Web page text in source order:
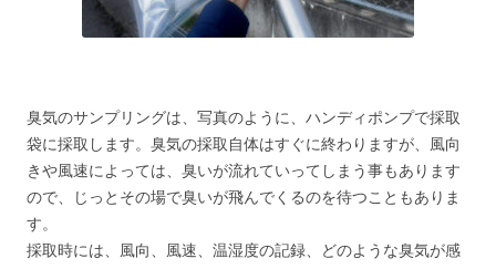
臭気のサンプリングは、写真のように、ハンディポンプで採取
袋に採取します。臭気の採取自体はすぐに終わりますが、風向
きや風速によっては、臭いが流れていってしまう事もあります
ので、じっとその場で臭いが飛んでくるのを待つこともありま
す。
採取時には、風向、風速、温湿度の記録、どのような臭気が感